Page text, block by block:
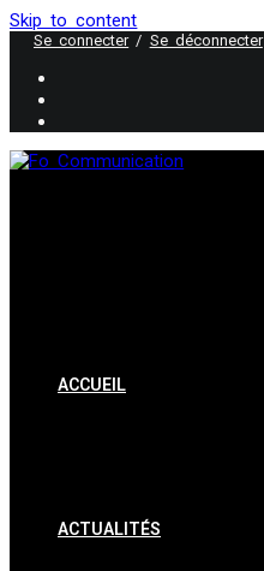
Skip to content
Se connecter/ Se déconnecter
ACCUEIL
ACTUALITÉS